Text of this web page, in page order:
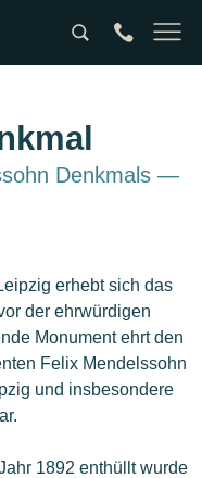
Suche
Denkmals —
erhebt sich das
der ehrwürdigen
Monument ehrt den
Felix Mendelssohn
und insbesondere
1892 enthüllt wurde